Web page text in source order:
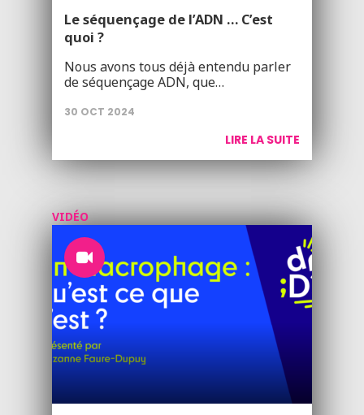
Le séquençage de l’ADN … C’est
quoi ?
Nous avons tous déjà entendu parler
de séquençage ADN, que…
30 OCT 2024
LIRE LA SUITE
VIDÉO